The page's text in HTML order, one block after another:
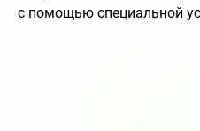
с помощью специальной